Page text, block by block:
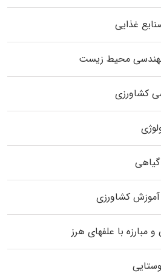
غذایی
محیط زیست
کشاورزی
کشاورزی
مبارزه با علفهای هرز